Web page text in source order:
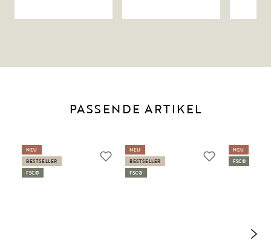
PASSENDE ARTIKEL
NEU
BESTSELLER
FSC®
NEU
BESTSELLER
FSC®
NEU
FSC®